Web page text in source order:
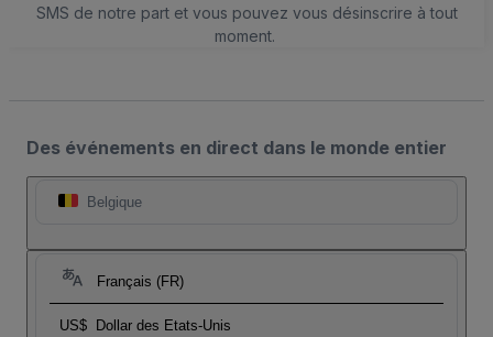
SMS de notre part et vous pouvez vous désinscrire à tout
moment.
Des événements en direct dans le monde entier
Belgique
Français (FR)
US$ Dollar des Etats-Unis